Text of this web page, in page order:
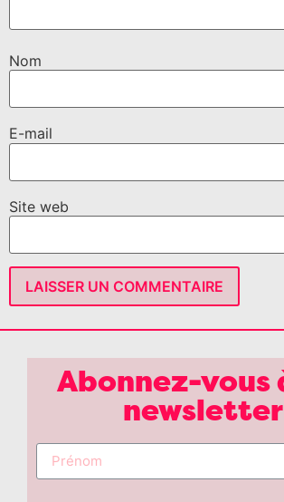
Nom
E-mail
Site web
Abonnez-vous
newsletter